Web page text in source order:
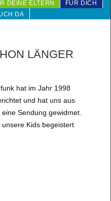
DEINE ELTERN
FÜR DICH
DA
LÄNGER
hat im Jahr 1998
und hat uns aus
Sendung gewidmet.
Kids begeistert